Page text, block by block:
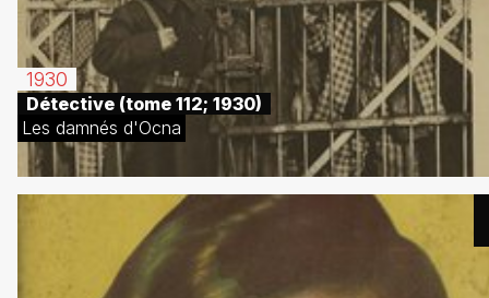
1930
Détective (tome 112; 1930)
Les damnés d'Ocna